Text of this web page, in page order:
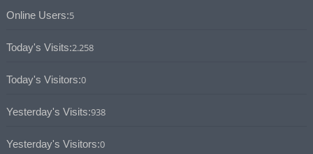
Online Users:5
Today's Visits:2.258
Today's Visitors:0
Yesterday's Visits:938
Yesterday's Visitors:0